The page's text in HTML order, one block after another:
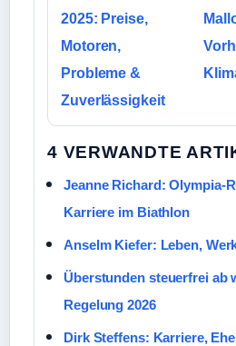
2025: Preise,
Motoren,
Probleme &
Zuverlässigkeit
4 VERWANDTE
Jeanne Richard: Olympia-
Karriere im Biathlon
Anselm Kiefer: Leben,
Überstunden steuerfrei ab
Regelung 2026
Dirk Steffens: Karriere,